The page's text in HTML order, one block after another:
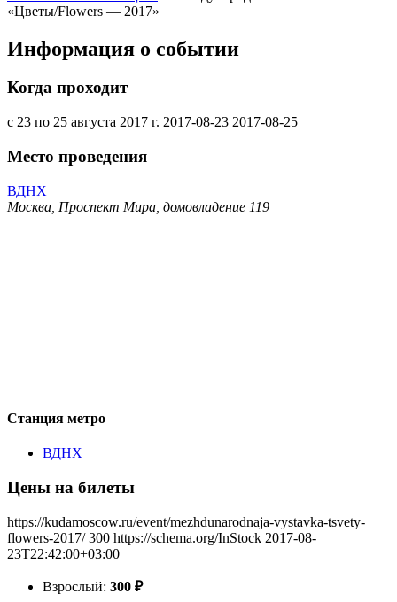
«Цветы/Flowers — 2017»
Информация о событии
Когда проходит
с 23 по 25 августа 2017 г. 2017-08-23 2017-08-25
Место проведения
ВДНХ
Москва, Проспект Мира, домовладение 119
Станция метро
ВДНХ
Цены на билеты
https://kudamoscow.ru/event/mezhdunarodnaja-vystavka-tsvety-
flowers-2017/ 300 https://schema.org/InStock 2017-08-
23T22:42:00+03:00
Взрослый: 300 ₽